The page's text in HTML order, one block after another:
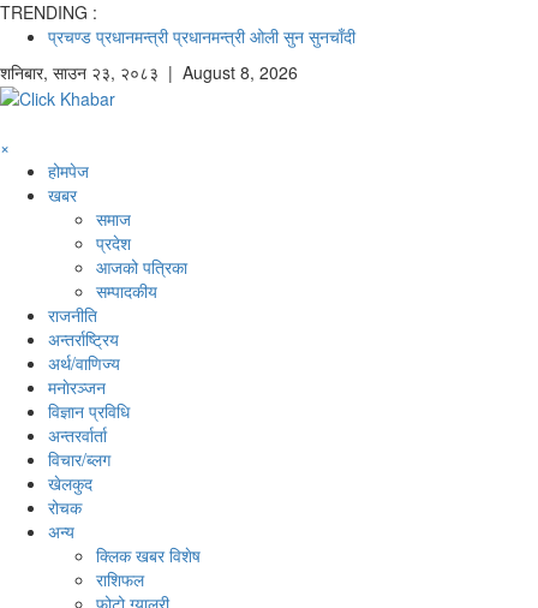
TRENDING :
प्रचण्ड प्रधानमन्त्री प्रधानमन्त्री ओली सुन सुनचाँदी
शनिबार, साउन २३, २०८३ | August 8, 2026
×
होमपेज
खबर
समाज
प्रदेश
आजको पत्रिका
सम्पादकीय
राजनीति
अन्तर्राष्ट्रिय
अर्थ/वाणिज्य
मनाेरञ्जन
विज्ञान प्रविधि
अन्तरर्वार्ता
विचार/ब्लग
खेलकुद
रोचक
अन्य
क्लिक खबर विशेष
राशिफल